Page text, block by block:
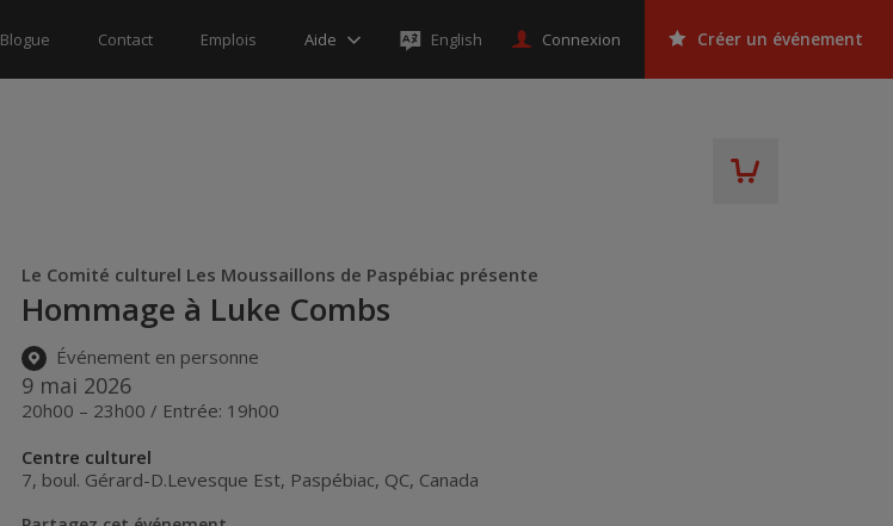
Blogue Contact Emplois Aide English Connexion Créer un événement
Le Comité culturel Les Moussaillons de Paspébiac présente
Hommage à Luke Combs
Événement en personne
9 mai 2026
20h00 – 23h00 / Entrée: 19h00
Centre culturel
7, boul. Gérard-D.Levesque Est, Paspébiac, QC, Canada